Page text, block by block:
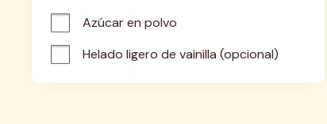
Azúcar en polvo
Helado ligero de vainilla (opcional)